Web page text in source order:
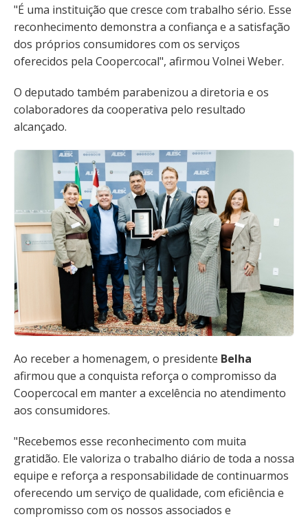
"É uma instituição que cresce com trabalho sério. Esse
reconhecimento demonstra a confiança e a satisfação
dos próprios consumidores com os serviços
oferecidos pela Coopercocal", afirmou Volnei Weber.
O deputado também parabenizou a diretoria e os
colaboradores da cooperativa pelo resultado
alcançado.
Ao receber a homenagem, o presidente Belha
afirmou que a conquista reforça o compromisso da
Coopercocal em manter a excelência no atendimento
aos consumidores.
"Recebemos esse reconhecimento com muita
gratidão. Ele valoriza o trabalho diário de toda a nossa
equipe e reforça a responsabilidade de continuarmos
oferecendo um serviço de qualidade, com eficiência e
compromisso com os nossos associados e